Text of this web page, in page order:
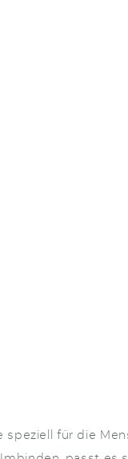
speziell für die